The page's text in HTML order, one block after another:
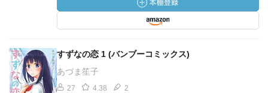
すずなの恋 1 (バンブーコミックス)
あづま笙子
27 4.38 2